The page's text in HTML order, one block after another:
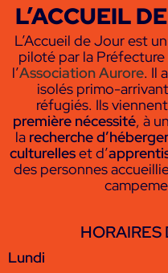
L’ACCUEIL
L’Accueil de Jour est
piloté par la
l’Association Aurore. Il
isolés primo-
réfugiés. Ils
première nécessité, à un
la recherche
culturelleset d’
des personnes
HORAIRES
Lundi